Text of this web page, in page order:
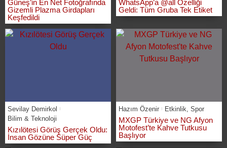
Güneş’in En Net Fotoğrafında
Gizemli Plazma Girdapları
Keşfedildi
WhatsApp’a @all Özelliği
Geldi: Tüm Gruba Tek Etiket
Sevilay Demirkol
Bilim & Teknoloji
Kızılötesi Görüş Gerçek Oldu:
İnsan Gözüne Süper Güç
Hazım Özenir Etkinlik Spor
MXGP Türkiye ve NG Afyon
Motofest’te Kahve Tutkusu
Başlıyor